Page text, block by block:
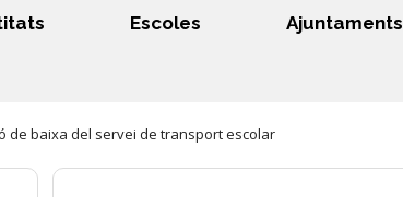
Escoles Ajuntaments
de baixa del servei de transport escolar